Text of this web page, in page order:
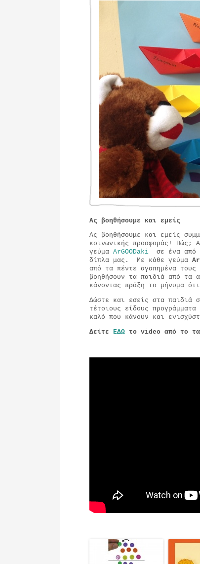
Ας βοηθήσουμε και εμείς
Ας βοηθήσουμε και εμείς
κοινωνικής προσφοράς! Πώς;
γεύμαArGOODaki
σε ένα από
δίπλα μας. Με κάθε γεύμα
από τα πέντε αγαπημένα τους
βοηθήσουν τα παιδιά από τα
κάνοντας πράξη το μήνυμα
Δώστε και εσείς στα παιδιά
τέτοιους είδους
καλό που κάνουν και
Δείτε
ΕΔΩτο videoαπό το